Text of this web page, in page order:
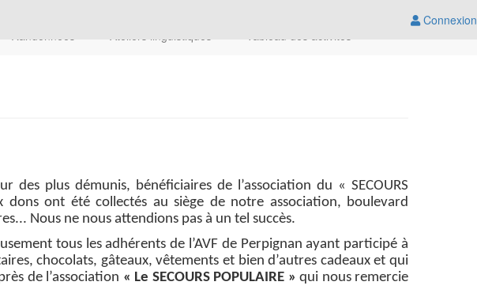
Connexion
Randonnées Ateliers linguistiques Tableau des activités
plus démunis, bénéficiaires de l’association du « SECOURS
dons ont été collectés au siège de notre association, boulevard
Nous ne nous attendions pas à un tel succès.
tous les adhérents de l’AVF de Perpignan ayant participé à
chocolats, gâteaux, vêtements et bien d’autres cadeaux et qui
de l’association « Le SECOURS POPULAIRE » qui nous remercie